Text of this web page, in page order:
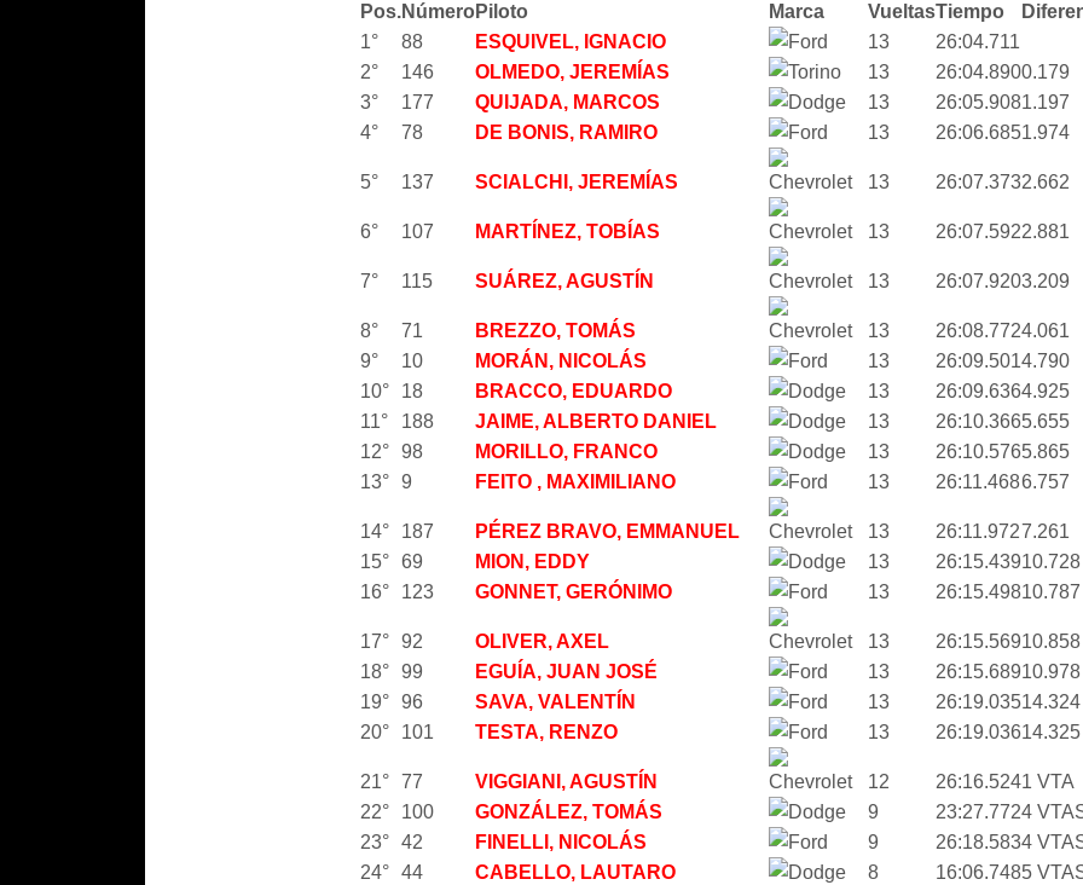
Pos.NúmeroPiloto Marca VueltasTiempo
1°
88 ESQUIVEL, IGNACIO 13
26:04.711
2°
146 OLMEDO, JEREMÍAS 13 26:04.8900.179
3°
177 QUIJADA, MARCOS 13 26:05.9081.197
4°
78 DE BONIS, RAMIRO 13 26:06.6851.974
5° 137 SCIALCHI, JEREMÍAS 13 26:07.3732.662
6° 107 MARTÍNEZ, TOBÍAS 13 26:07.5922.881
7° 115 SUÁREZ, AGUSTÍN 13 26:07.9203.209
8° 71 BREZZO, TOMÁS 13 26:08.7724.061
9°
10 MORÁN, NICOLÁS 13 26:09.5014.790
10°
18 BRACCO, EDUARDO 13 26:09.6364.925
11°
188 JAIME, ALBERTO DANIEL 13 26:10.3665.655
12° 98 MORILLO, FRANCO 13 26:10.5765.865
13° 9 FEITO , MAXIMILIANO 13 26:11.4686.757
14° 187 PÉREZ BRAVO, EMMANUEL 13 26:11.9727.261
15° 69 MION, EDDY 13 26:15.43910.728
16°
123 GONNET, GERÓNIMO 13 26:15.49810.787
17° 92 OLIVER, AXEL 13 26:15.56910.858
18° 99 EGUÍA, JUAN JOSÉ 13 26:15.68910.978
19° 96 SAVA, VALENTÍN 13 26:19.03514.324
20°
101 TESTA, RENZO 13 26:19.03614.325
21° 77 VIGGIANI, AGUSTÍN 12 26:16.5241 VTA
22°
100 GONZÁLEZ, TOMÁS 9 23:27.7724
23° 42 FINELLI, NICOLÁS 9 26:18.5834
24° 44 CABELLO, LAUTARO 8 16:06.7485